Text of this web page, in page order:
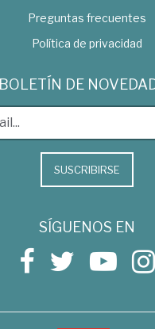
Preguntas frecuentes
Política de privacidad
BOLETÍN DE
SUSCRIBIRSE
SÍGUENOS EN